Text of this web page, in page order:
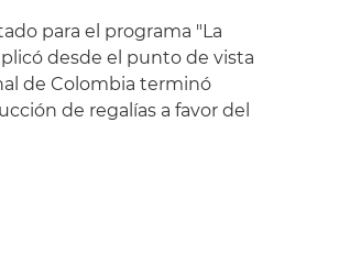
para el programa "La
desde el punto de vista
de Colombia terminó
de regalías a favor del